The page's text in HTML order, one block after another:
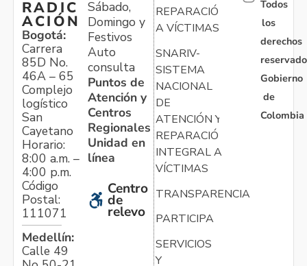
RADIC
ACIÓN
Bogotá:
Carrera
85D No.
46A – 65
Complejo
logístico
San
Cayetano
Horario:
8:00 a.m. –
4:00 p.m.
Código
Postal:
111071
Medellín:
Calle 49
Sábado,
Domingo y
Festivos
Auto
consulta
Puntos de
Atención y
Centros
Regionales
Unidad en
línea
Centro
de
relevo
REPARACIÓN
A VÍCTIMAS
SNARIV-
SISTEMA
NACIONAL
DE
ATENCIÓN Y
REPARACIÓN
INTEGRAL A
VÍCTIMAS
TRANSPARENCIA
PARTICIPA
SERVICIOS
Y
Todos
los
derechos
Gobierno
de
Colombia